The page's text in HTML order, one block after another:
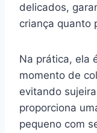
delicados,
criança quanto
Na prática, ela
momento de
evitando
proporciona
pequeno com